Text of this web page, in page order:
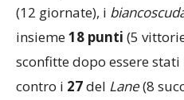
(12 giornate), i
insieme18 punti (5
sconfitte dopo essere
contro i 27del Lane(8